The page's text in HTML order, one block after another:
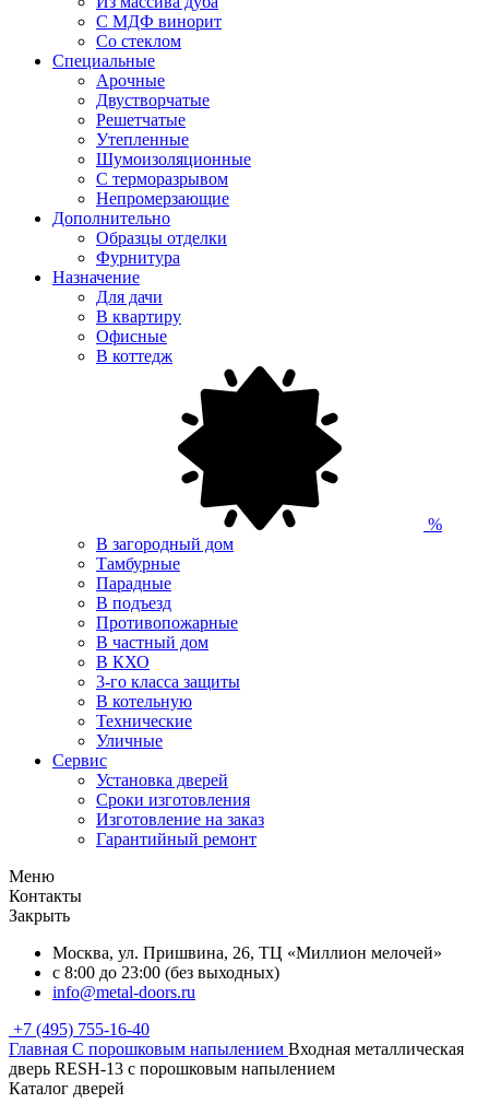
С МДФ винорит
Со стеклом
Специальные
Арочные
Двустворчатые
Решетчатые
Утепленные
Шумоизоляционные
С терморазрывом
Непромерзающие
Дополнительно
Образцы отделки
Фурнитура
Назначение
Для дачи
В квартиру
Офисные
В коттедж
%
В загородный дом
Тамбурные
Парадные
В подъезд
Противопожарные
В частный дом
В КХО
3-го класса защиты
В котельную
Технические
Уличные
Сервис
Установка дверей
Сроки изготовления
Изготовление на заказ
Гарантийный ремонт
Меню
Контакты
Закрыть
Москва, ул. Пришвина, 26, ТЦ «Миллион мелочей»
с 8:00 до 23:00 (без выходных)
info@metal-doors.ru
+7 (495) 755-16-40
Главная С порошковым напылением Входная металлическая
дверь RESH-13 с порошковым напылением
Каталог дверей